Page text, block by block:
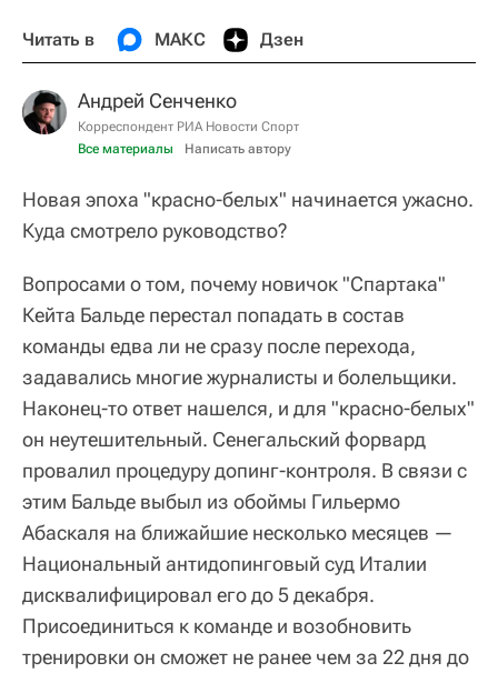
Читать в МАКС Дзен
Андрей Сенченко
Корреспондент РИА Новости Спорт
Все материалы
Написать автору
Новая эпоха "красно-белых" начинается ужасно.
Куда смотрело руководство?
Вопросами о том, почему новичок "Спартака"
Кейта Бальде перестал попадать в состав
команды едва ли не сразу после перехода,
задавались многие журналисты и болельщики.
Наконец-то ответ нашелся, и для "красно-белых"
он неутешительный. Сенегальский форвард
провалил процедуру допинг-контроля. В связи с
этим Бальде выбыл из обоймы Гильермо
Абаскаля на ближайшие несколько месяцев —
Национальный антидопинговый суд Италии
дисквалифицировал его до 5 декабря.
Присоединиться к команде и возобновить
тренировки он сможет не ранее чем за 22 дня до